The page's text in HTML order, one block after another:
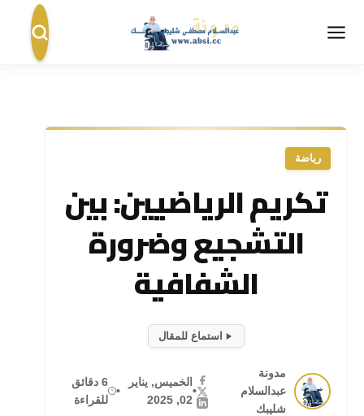
رياضة
تكريم الرياضيين: بين
التشجيع وضرورة
الشفافية
استماع للمقال
مدونة
عبدالسلام
شليبك
•
الخميس, يناير
02, 2025
•
6 دقائق
للقراءة